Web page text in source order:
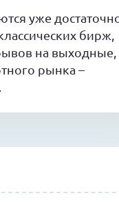
уже
бирж,
на выходные,
рынка –